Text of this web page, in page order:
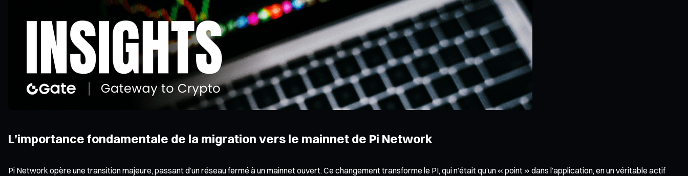
L’importance fondamentale de la migration vers le mainnet de Pi Network
Pi Network opère une transition majeure, passant d’un réseau fermé à un mainnet ouvert. Ce changement transforme le PI, qui n’était qu’un « point » dans l’application, en un véritable actif